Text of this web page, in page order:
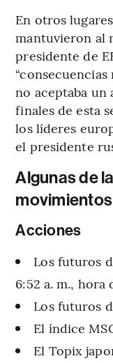
En otros
mantuvieron al
presidente de
no aceptaba un
finales de esta
los líderes
el presidente
Algunas de
Acciones
Los futuros
6:52 a. m., hora
Los futuros
El índice
El Topix